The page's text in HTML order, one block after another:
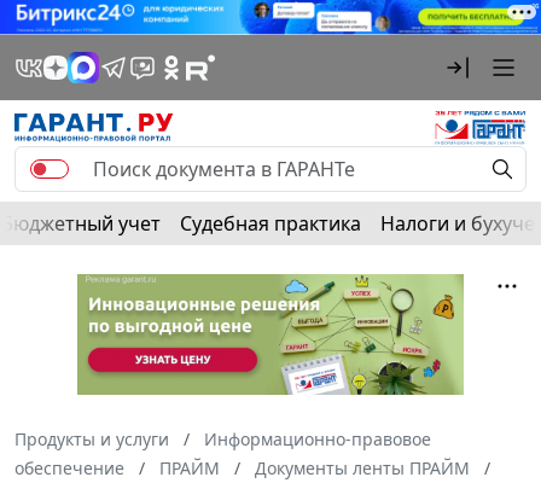
Бюджетный учет Судебная практика Налоги и
Продукты и услуги
Информационно-правовое
обеспечение
ПРАЙМ
Документы ленты ПРАЙМ